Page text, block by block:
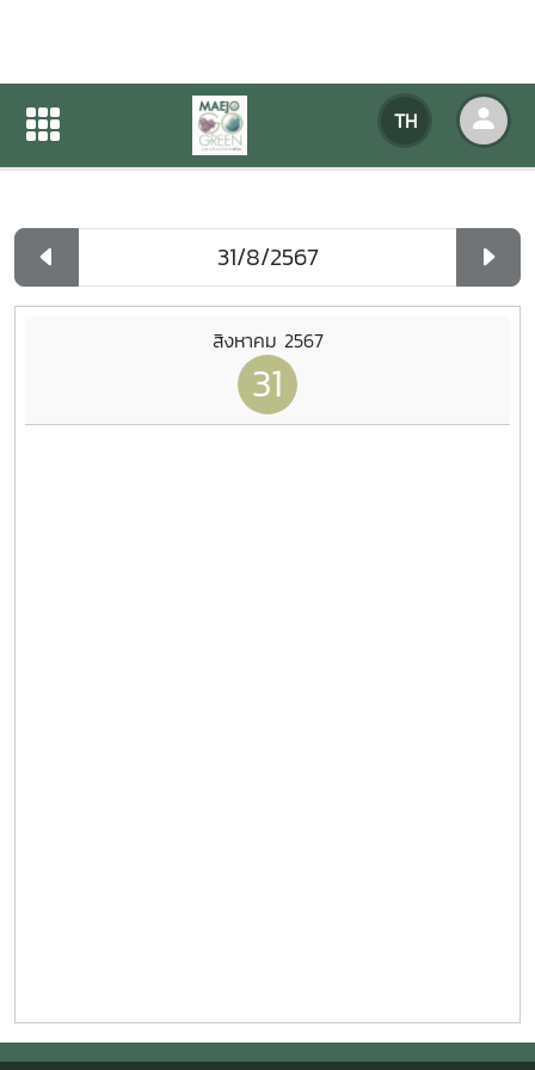
TH
ปฏิทินกิจกรรมของหน่วยงาน
ปฏิทินกิจกรรมของหน่วยงาน
สิงหาคม 2567
31